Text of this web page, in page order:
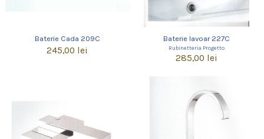
Baterie Cada 209C
245,00 lei
Baterie lavoar 227C
Rubinetteria Progetto
285,00 lei